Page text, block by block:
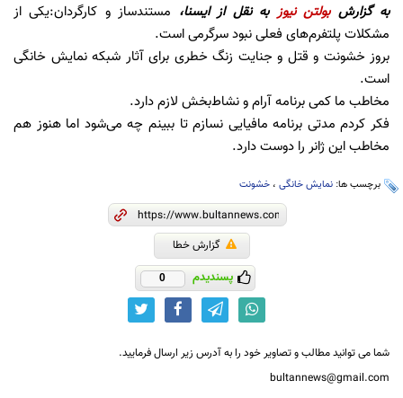
به گزارشبولتن نیوزبه نقل از ایسنا، مستندساز و کارگردان:یکی از
مشکلات پلتفرم‌های فعلی نبود سرگرمی است.
بروز خشونت و قتل و جنایت زنگ خطری برای آثار شبکه نمایش خانگی
است.
مخاطب ما کمی برنامه آرام و نشاط‌بخش لازم دارد.
فکر کردم مدتی برنامه‌ مافیایی نسازم تا ببینم چه می‌شود اما هنوز هم
مخاطب این ژانر را دوست دارد.
برچسب ها: نمایش خانگی ، خشونت
گزارش خطا
پسندیدم 0
شما می توانید مطالب و تصاویر خود را به آدرس زیر ارسال فرمایید.
bultannews@gmail.com